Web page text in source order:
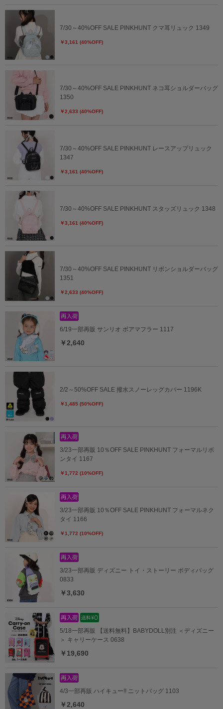
7/30～40%OFF SALE PINKHUNT クマ耳リュック 1349
￥3,161 (40%OFF)
7/30～40%OFF SALE PINKHUNT ネコ耳ショルダーバッグ
1350
￥2,633 (40%OFF)
7/30～40%OFF SALE PINKHUNT レースアップリュック
1347
￥3,161 (40%OFF)
7/30～40%OFF SALE PINKHUNT スタッズリュック 1348
￥3,161 (40%OFF)
7/30～40%OFF SALE PINKHUNT リボンショルダーバッグ
1351
￥2,633 (40%OFF)
6/19一部再販 サンリオ ボアマフラー 1117
￥2,640
2/2～50%OFF SALE 撥水スノーレッグカバー 1196K
￥1,485 (50%OFF)
3/23一部再販 10％OFF SALE PINKHUNT フォーマルリボ
ンタイ 1167
￥1,772 (10%OFF)
3/23一部再販 10％OFF SALE PINKHUNT フォーマルネク
タイ 1166
￥1,772 (10%OFF)
3/23一部再販 ディズニー トイ・ストーリー ボディバッグ
0833
￥3,630
5/18一部再販 【送料無料】BABYDOLL別注 ＜ディズニー
＞ キャリーケース 0638
￥19,690
4/3一部再販 ハイキュー!! ニットバッグ 1103
￥2,640